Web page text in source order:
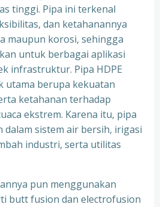
tinggi. Pipa ini terkenal
dan ketahanannya
maupun korosi, sehingga
untuk berbagai aplikasi
infrastruktur. Pipa HDPE
utama berupa kekuatan
ketahanan terhadap
ekstrem. Karena itu, pipa
dalam sistem air bersih, irigasi
industri, serta utilitas
pun menggunakan
butt fusion dan electrofusion